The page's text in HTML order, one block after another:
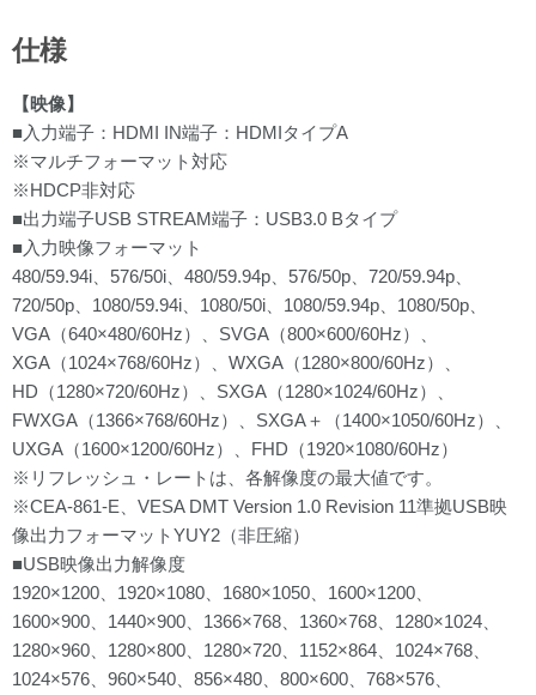
仕様
【映像】
■入力端子：HDMI IN端子：HDMIタイプA
※マルチフォーマット対応
※HDCP非対応
■出力端子USB STREAM端子：USB3.0 Bタイプ
■入力映像フォーマット
480/59.94i、576/50i、480/59.94p、576/50p、720/59.94p、
720/50p、1080/59.94i、1080/50i、1080/59.94p、1080/50p、
VGA（640×480/60Hz）、SVGA（800×600/60Hz）、
XGA（1024×768/60Hz）、WXGA（1280×800/60Hz）、
HD（1280×720/60Hz）、SXGA（1280×1024/60Hz）、
FWXGA（1366×768/60Hz）、SXGA＋（1400×1050/60Hz）、
UXGA（1600×1200/60Hz）、FHD（1920×1080/60Hz）
※リフレッシュ・レートは、各解像度の最大値です。
※CEA-861-E、VESA DMT Version 1.0 Revision 11準拠USB映
像出力フォーマットYUY2（非圧縮）
■USB映像出力解像度
1920×1200、1920×1080、1680×1050、1600×1200、
1600×900、1440×900、1366×768、1360×768、1280×1024、
1280×960、1280×800、1280×720、1152×864、1024×768、
1024×576、960×540、856×480、800×600、768×576、